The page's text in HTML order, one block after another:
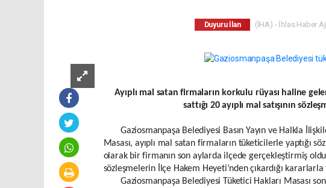
Duyuru İlan (İHA) - İhlas Haber
Ayıplı mal satan firmaların korkulu rüyası haline
sattığı 20 ayıplı mal satışının
Gaziosmanpaşa Belediyesi Basın Yayın ve Halkla
Masası, ayıplı mal satan firmaların tüketicilerle yaptığı
olarak bir firmanın son aylarda ilçede gerçekleştirmiş
sözleşmelerin İlçe Hakem Heyeti’nden çıkardığı
Gaziosmanpaşa Belediyesi Tüketici Hakları Masası